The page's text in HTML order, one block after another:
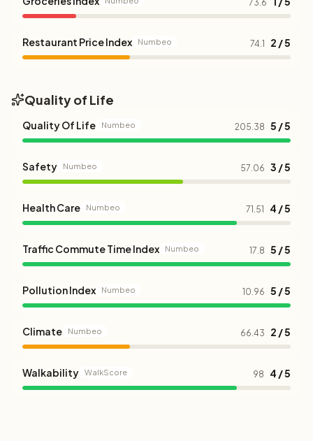
73.6
Restaurant Price Index Numbeo 74.1 2 / 5
Quality of Life
Quality Of Life Numbeo 205.38 5 / 5
Safety Numbeo 57.06 3 / 5
Health Care Numbeo 71.51 4 / 5
Traffic Commute Time Index Numbeo 17.8 5 / 5
Pollution Index Numbeo 10.96 5 / 5
Climate Numbeo 66.43 2 / 5
Walkability WalkScore 98 4 / 5